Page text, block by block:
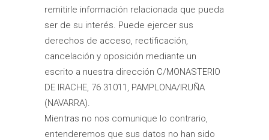
remitirle información relacionada que pueda
ser de su interés. Puede ejercer sus
derechos de acceso, rectificación,
cancelación y oposición mediante un
escrito a nuestra dirección C/MONASTERIO
DE IRACHE, 76 31011, PAMPLONA/IRUÑA
(NAVARRA).
Mientras no nos comunique lo contrario,
entenderemos que sus datos no han sido